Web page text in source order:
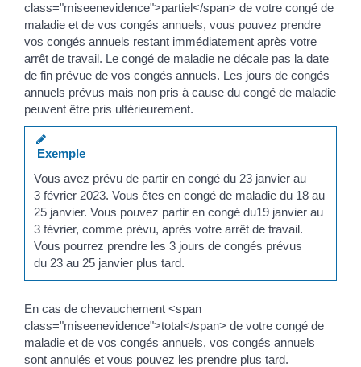
class="miseenevidence">partiel</span> de votre congé de
maladie et de vos congés annuels, vous pouvez prendre
vos congés annuels restant immédiatement après votre
arrêt de travail. Le congé de maladie ne décale pas la date
de fin prévue de vos congés annuels. Les jours de congés
annuels prévus mais non pris à cause du congé de maladie
peuvent être pris ultérieurement.
Exemple
Vous avez prévu de partir en congé du 23 janvier au
3 février 2023. Vous êtes en congé de maladie du 18 au
25 janvier. Vous pouvez partir en congé du19 janvier au
3 février, comme prévu, après votre arrêt de travail.
Vous pourrez prendre les 3 jours de congés prévus
du 23 au 25 janvier plus tard.
En cas de chevauchement <span
class="miseenevidence">total</span> de votre congé de
maladie et de vos congés annuels, vos congés annuels
sont annulés et vous pouvez les prendre plus tard.